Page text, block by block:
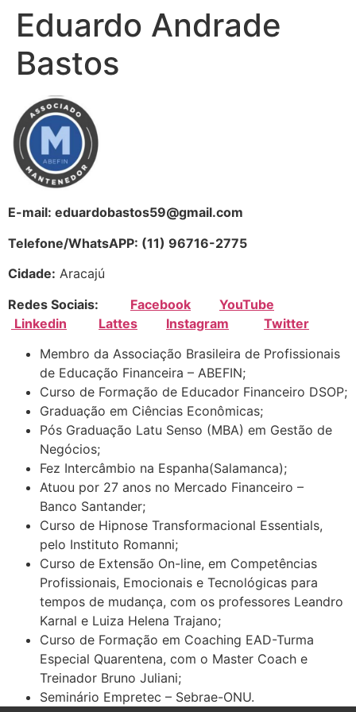
Eduardo Andrade
Bastos
E-mail: eduardobastos59@gmail.com
Telefone/WhatsAPP: (11) 96716-2775
Cidade: Aracajú
Redes Sociais: Facebook
YouTube
Linkedin
Lattes Instagram
Twitter
Membro da Associação Brasileira de Profissionais
de Educação Financeira – ABEFIN;
Curso de Formação de Educador Financeiro DSOP;
Graduação em Ciências Econômicas;
Pós Graduação Latu Senso (MBA) em Gestão de
Negócios;
Fez Intercâmbio na Espanha(Salamanca);
Atuou por 27 anos no Mercado Financeiro –
Banco Santander;
Curso de Hipnose Transformacional Essentials,
pelo Instituto Romanni;
Curso de Extensão On-line, em Competências
Profissionais, Emocionais e Tecnológicas para
tempos de mudança, com os professores Leandro
Karnal e Luiza Helena Trajano;
Curso de Formação em Coaching EAD-Turma
Especial Quarentena, com o Master Coach e
Treinador Bruno Juliani;
Seminário Empretec – Sebrae-ONU.